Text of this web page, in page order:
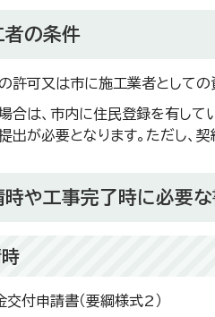
者の条件
許可又は市に施工業者としての
合は、市内に住民登録を有して
出が必要となります。ただし、
時や工事完了時に必要な
交付申請書（要綱様式2）